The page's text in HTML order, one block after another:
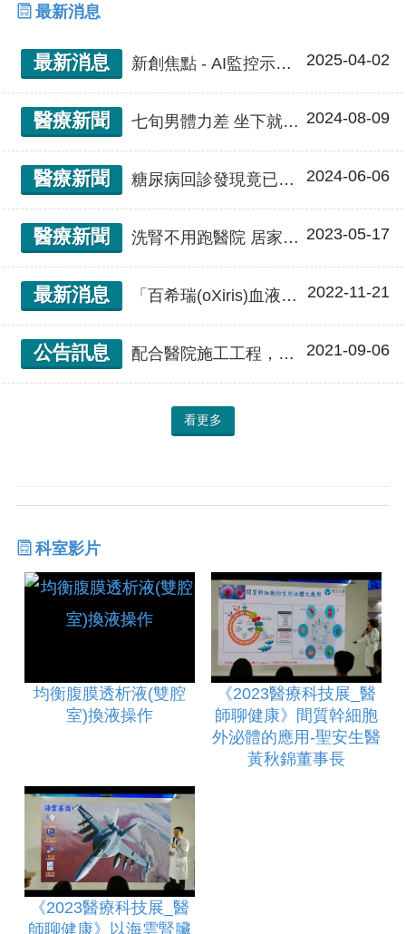
最新消息
最新消息 新創焦點 - AI監控示警 居家血液透析更謹「腎」 2025-04-02
醫療新聞 七旬男體力差 坐下就犯睏 原是慢性腎病第五期 中醫大附醫遠距居家血液透析 三好一少 提升生活品質 2024-08-09
醫療新聞 糖尿病回診發現竟已慢性腎臟病第五期 中醫大附醫「中西醫合療」助六旬女擺脫洗腎人生 2024-06-06
醫療新聞 洗腎不用跑醫院 居家血液透析AI監測 六旬長者能工作更健康 2023-05-17
最新消息 「百希瑞(oXiris)血液淨化術」新一代的敗血症治療計畫－重症透析新選擇 2022-11-21
公告訊息 配合醫院施工工程，立夫255診腎病保健衛教室將挪移到立夫228診 2021-09-06
看更多
科室影片
均衡腹膜透析液(雙腔
室)換液操作
《2023醫療科技展_醫
師聊健康》間質幹細胞
外泌體的應用-聖安生醫
黃秋錦董事長
《2023醫療科技展_醫
師聊健康》以海雲腎臟